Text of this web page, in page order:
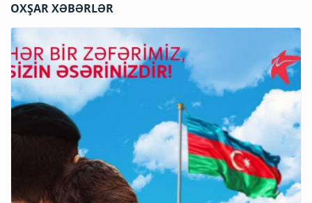
OXŞAR XƏBƏRLƏR